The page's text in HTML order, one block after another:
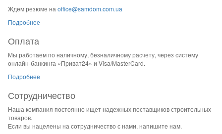
Ждем резюме на office@samdom.com.ua
Подробнее
Оплата
Мы работаем по наличному, безналичному расчету, через систему
онлайн-банкинга «Приват24» и Visa/MasterCard.
Подробнее
Сотрудничество
Наша компания постоянно ищет надежных поставщиков строительных
товаров.
Если вы нацелены на сотрудничество с нами, напишите нам.